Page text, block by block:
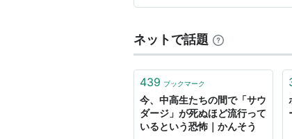
ネットで話題
439 ブックマーク
今、中高生たちの間で「サウ
ダージ」が死ぬほど流行って
いるという恐怖｜かんそう